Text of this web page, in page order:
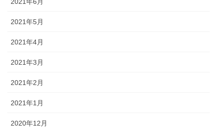
2021年5月
2021年4月
2021年3月
2021年2月
2021年1月
2020年12月